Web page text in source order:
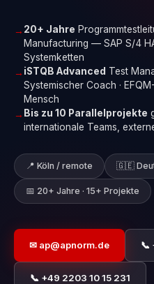
→ 20+ Jahre
Manufacturing — SAP S/4
Systemketten
→ iSTQB Advanced Test
Systemischer Coach ·
Mensch
→ Bis zu 10 Parallelprojekte
internationale Teams,
📍 Köln / remote 🇬🇪
📅 20+ Jahre · 15+ Projekte
✉ ap@apnorm.de 📞
📞 +49 2203 10 15 231